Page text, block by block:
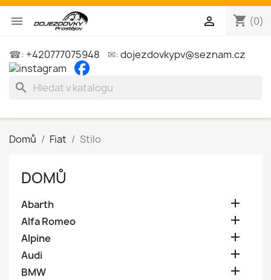
 shopping_cart (0)

☎: +420777075948 ✉:dojezdovkypv@seznam.cz
search
Domů Fiat Stilo
DOMŮ
Abarth 
Alfa Romeo 
Alpine 
Audi 
BMW 